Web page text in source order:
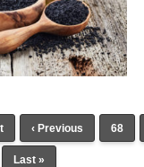
‹ Previous 68
Last »